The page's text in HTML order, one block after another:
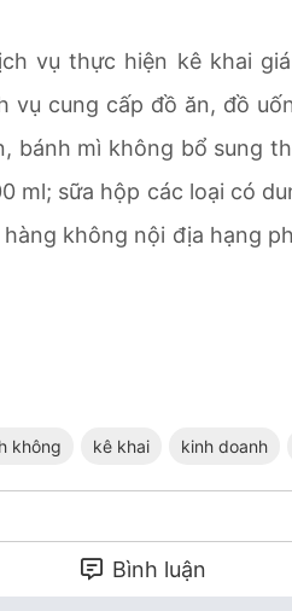
vụ thực hiện kê khai
vụ cung cấp đồ ăn, đồ
bánh mì không bổ sung
ml; sữa hộp các loại có
không nội địa hạng
không kê khai kinh doanh
Bình luận